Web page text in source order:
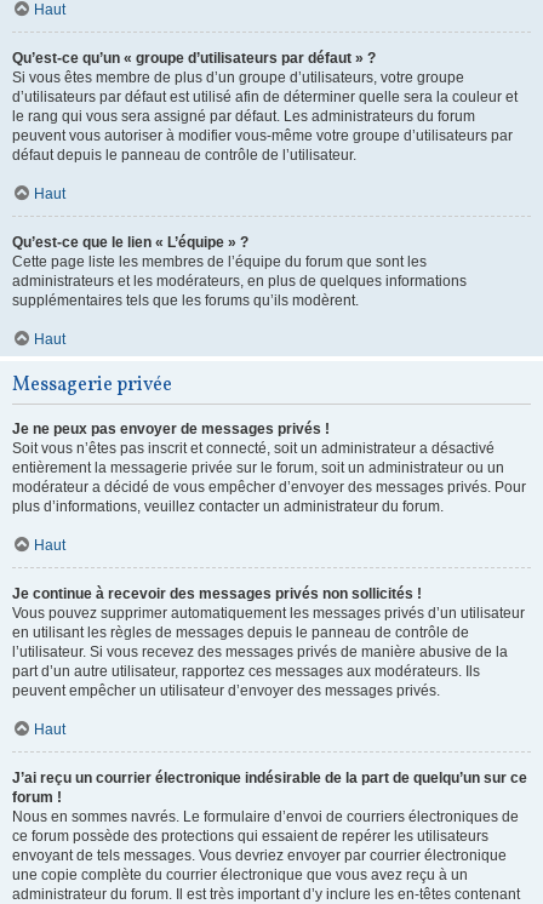
Haut
Qu’est-ce qu’un « groupe d’utilisateurs par défaut » ?
Si vous êtes membre de plus d’un groupe d’utilisateurs, votre groupe
d’utilisateurs par défaut est utilisé afin de déterminer quelle sera la couleur et
le rang qui vous sera assigné par défaut. Les administrateurs du forum
peuvent vous autoriser à modifier vous-même votre groupe d’utilisateurs par
défaut depuis le panneau de contrôle de l’utilisateur.
Haut
Qu’est-ce que le lien « L’équipe » ?
Cette page liste les membres de l’équipe du forum que sont les
administrateurs et les modérateurs, en plus de quelques informations
supplémentaires tels que les forums qu’ils modèrent.
Haut
Messagerie privée
Je ne peux pas envoyer de messages privés !
Soit vous n’êtes pas inscrit et connecté, soit un administrateur a désactivé
entièrement la messagerie privée sur le forum, soit un administrateur ou un
modérateur a décidé de vous empêcher d’envoyer des messages privés. Pour
plus d’informations, veuillez contacter un administrateur du forum.
Haut
Je continue à recevoir des messages privés non sollicités !
Vous pouvez supprimer automatiquement les messages privés d’un utilisateur
en utilisant les règles de messages depuis le panneau de contrôle de
l’utilisateur. Si vous recevez des messages privés de manière abusive de la
part d’un autre utilisateur, rapportez ces messages aux modérateurs. Ils
peuvent empêcher un utilisateur d’envoyer des messages privés.
Haut
J’ai reçu un courrier électronique indésirable de la part de quelqu’un sur ce
forum !
Nous en sommes navrés. Le formulaire d’envoi de courriers électroniques de
ce forum possède des protections qui essaient de repérer les utilisateurs
envoyant de tels messages. Vous devriez envoyer par courrier électronique
une copie complète du courrier électronique que vous avez reçu à un
administrateur du forum. Il est très important d’y inclure les en-têtes contenant